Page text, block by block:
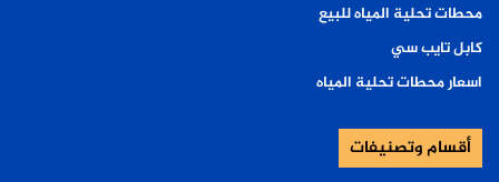
محطات تحلية المياه للبيع
كابل تايب سي
اسعار محطات تحلية المياه
أقسام وتصنيفات